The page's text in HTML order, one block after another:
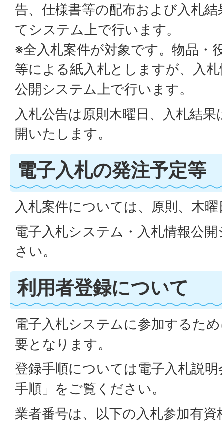
告、仕様書等の配布および入札
てシステム上で行います。
※全入札案件が対象です。物品・
等による紙入札としますが、入
公開システム上で行います。
入札公告は原則木曜日、入札結
開いたします。
電子入札の発注予定等
入札案件については、原則、木
電子入札システム・入札情報公
さい。
利用者登録について
電子入札システムに参加するた
要となります。
登録手順については電子入札説
手順」をご覧ください。
業者番号は、以下の入札参加有